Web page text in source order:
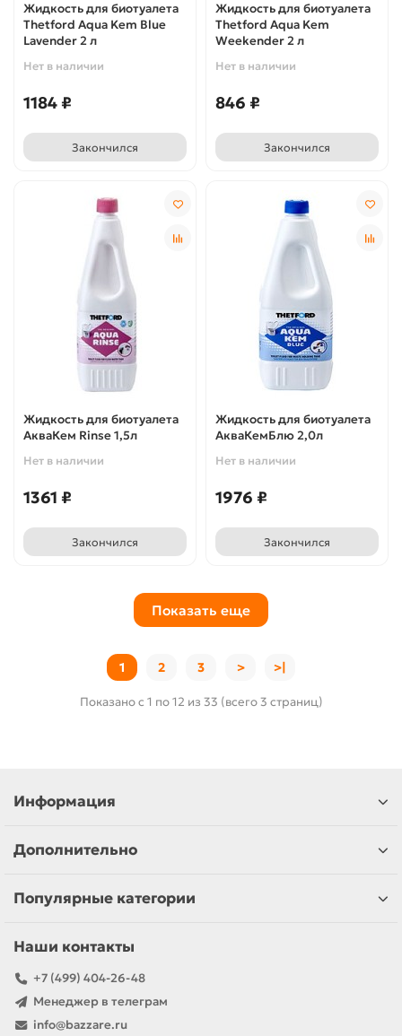
Жидкость для биотуалета
Thetford Aqua Kem Blue
Lavender 2 л
Нет в наличии
1184 ₽
Закончился
Жидкость для биотуалета
Thetford Aqua Kem
Weekender 2 л
Нет в наличии
846 ₽
Закончился
Жидкость для биотуалета
АкваКем Rinse 1,5л
Нет в наличии
1361 ₽
Закончился
Жидкость для биотуалета
АкваКемБлю 2,0л
Нет в наличии
1976 ₽
Закончился
Показать еще
1 2 3 > >|
Показано с 1 по 12 из 33 (всего 3 страниц)
Информация
Дополнительно
Популярные категории
Наши контакты
+7 (499) 404-26-48
Менеджер в телеграм
info@bazzare.ru